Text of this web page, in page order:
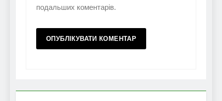
подальших коментарів.